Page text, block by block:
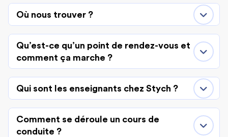
Où nous trouver ?
Qu’est-ce qu’un point de rendez-vous et
comment ça marche ?
Qui sont les enseignants chez Stych ?
Comment se déroule un cours de
conduite ?